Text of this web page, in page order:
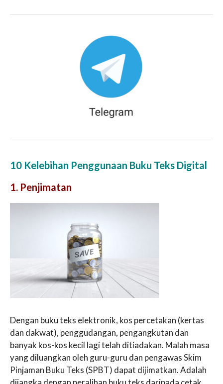
10 Kelebihan Penggunaan Buku Teks Digital
1. Penjimatan
Dengan buku teks elektronik, kos percetakan (kertas
dan dakwat), penggudangan, pengangkutan dan
banyak kos-kos kecil lagi telah ditiadakan. Malah masa
yang diluangkan oleh guru-guru dan pengawas Skim
Pinjaman Buku Teks (SPBT) dapat dijimatkan. Adalah